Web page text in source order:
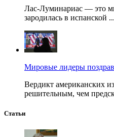
Лас-Луминариас — это
зародилась в испанской ...
Мировые лидеры
Вердикт американских
решительным, чем
Статьи